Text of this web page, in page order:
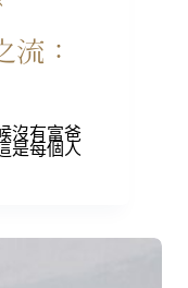
：
沒有富爸
是每個人